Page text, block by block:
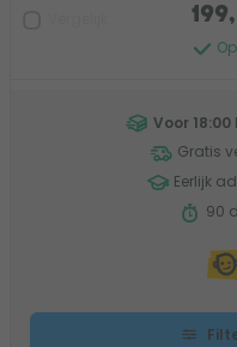
Voor 18:00
Gratis
Eerlijk
90